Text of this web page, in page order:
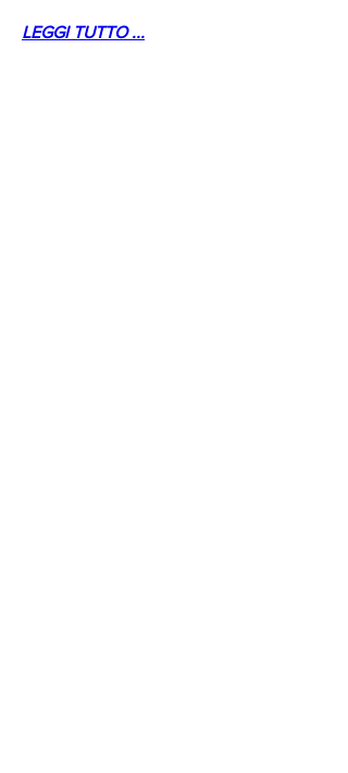
LEGGI TUTTO ...